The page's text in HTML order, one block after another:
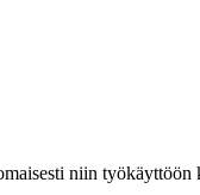
niin